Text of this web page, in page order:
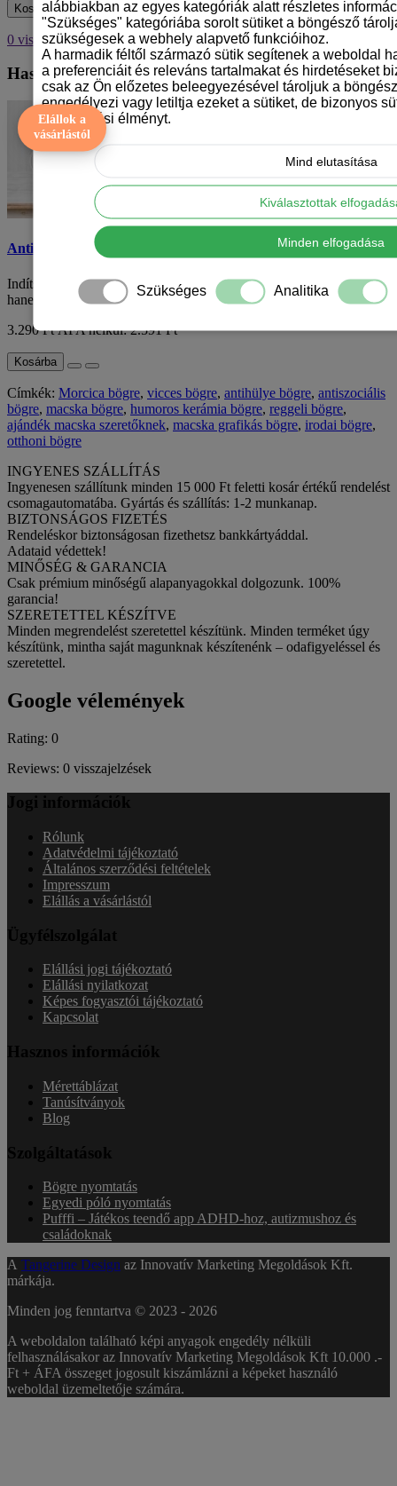
Kosárba
0 visszajelzések/Visszajelzés írás
Hasonló Termékek
Antihülye - Morcica bögre
Indítsd a napod egy mosollyal ezzel a "Nem antiszociális vagyok,
hanem antihülye" feliratos Morcica ..
3.290 FtÁFA nélkül: 2.591 Ft
Kosárba
Címkék: Morcica bögre, vicces bögre, antihülye bögre, antiszociális
bögre, macska bögre, humoros kerámia bögre, reggeli bögre,
ajándék macska szeretőknek, macska grafikás bögre, irodai bögre,
otthoni bögre
INGYENES SZÁLLÍTÁS
Ingyenesen szállítunk minden 15 000 Ft feletti kosár értékű rendelést
csomagautomatába. Gyártás és szállítás: 1-2 munkanap.
BIZTONSÁGOS FIZETÉS
Rendeléskor biztonságosan fizethetsz bankkártyáddal.
Adataid védettek!
MINŐSÉG & GARANCIA
Csak prémium minőségű alapanyagokkal dolgozunk. 100%
garancia!
SZERETETTEL KÉSZÍTVE
Minden megrendelést szeretettel készítünk. Minden terméket úgy
készítünk, mintha saját magunknak készítenénk – odafigyeléssel és
szeretettel.
Google vélemények
Elállok a
vásárlástól
Rating: 0
Reviews: 0 visszajelzések
Jogi információk
Rólunk
Adatvédelmi tájékoztató
Általános szerződési feltételek
Impresszum
Elállás a vásárlástól
Ügyfélszolgálat
Elállási jogi tájékoztató
Elállási nyilatkozat
Képes fogyasztói tájékoztató
Kapcsolat
Hasznos információk
Mérettáblázat
Tanúsítványok
Blog
Szolgáltatások
Bögre nyomtatás
Egyedi póló nyomtatás
Pufffi – Játékos teendő app ADHD-hoz, autizmushoz és
családoknak
A Tangerine Design az Innovatív Marketing Megoldások Kft.
márkája.
Minden jog fenntartva © 2023 - 2026
A weboldalon található képi anyagok engedély nélküli
felhasználásakor az Innovatív Marketing Megoldások Kft 10.000 .-
Ft + ÁFA összeget jogosult kiszámlázni a képeket használó
weboldal üzemeltetője számára.
alábbiakban az egyes kategóriák alatt részletes
"Szükséges" kategóriába sorolt sütiket a böngésző
szükségesek a webhely alapvető funkcióihoz.
A harmadik féltől származó sütik segítenek a weboldal
a preferenciáit és releváns tartalmakat és hirdetéseket
csak az Ön előzetes beleegyezésével tároljuk a
engedélyezi vagy letiltja ezeket a sütiket, de bizonyos
böngészési élményt.
Mind elutasítása
Kiválasztottak
Minden elfogadása
Szükséges Analitika